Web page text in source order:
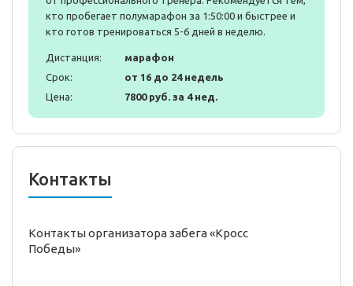
кто пробегает полумарафон за 1:50:00 и быстрее и
кто готов тренироваться 5-6 дней в неделю.
Дистанция:
марафон
Срок:
от 16 до 24 недель
Цена:
7800 руб. за 4 нед.
Контакты
Контакты организатора забега «Кросс
Победы»